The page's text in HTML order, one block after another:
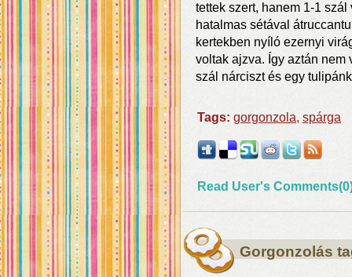
tettek szert, hanem 1-1
hatalmas sétával
kertekben nyíló ezernyi
voltak ajzva. Így aztán nem
szál nárciszt és egy
Tags: gorgonzola, spárga
Read User's
Gorgonzolás